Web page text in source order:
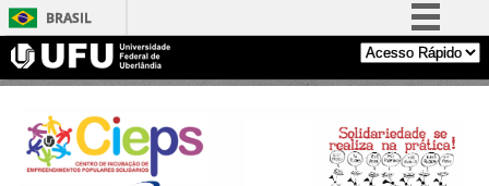
BRASIL
Simplifique!
Comunica BR
Participe
Acesso à informação